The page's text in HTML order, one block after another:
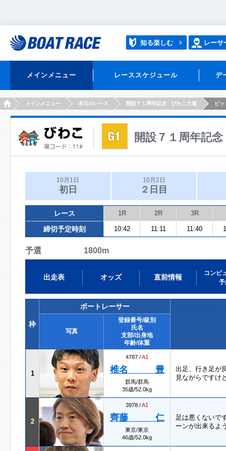
知る楽しむ レーサ
メインメニュー レーススケジュール デ
HOMEメインメニュー 本日のレース 開設７１周年記念 びわこ大賞 ピ
開設７１周年記
10月1日
初日
10月2日
２日目
レース 1R 2R 3R
締切予定時刻 10:42 11:11 11:40
予選 1800m
出走表 オッズ 直前情報
コンピ
予
枠
ボートレーサー
写真
登録番号/級別
氏名
支部/出身地
年齢/体重
1
4787 /A1
椎名 豊
群馬/群馬
35歳/52.0kg
出足、行き足が
見ながらです
2
3978 /A1
齊藤 仁
東京/東京
46歳/52.0kg
足は悪くないで
ーンが出来る